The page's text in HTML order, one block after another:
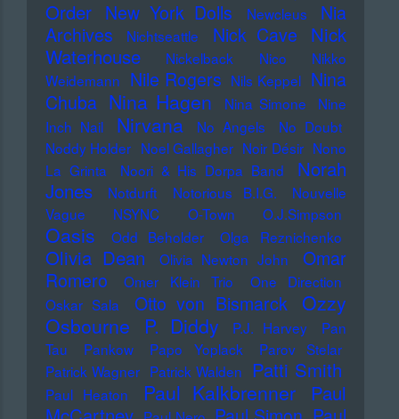
Order New York Dolls Newcleus
Nia
Archives
Nichtseattle Nick Cave
Nick
Waterhouse
Nickelback Nico
Nikko
Weidemann Nile Rogers Nils Keppel Nina
Chuba Nina Hagen Nina Simone
Nine
Inch Nail
Nirvana No Angels
No Doubt
Noddy Holder Noel Gallagher Noir Désir Nono
La Grinta
Noori & His Dorpa Band
Norah
Jones
Notdurft Notorious B.I.G.
Nouvelle
Vague
NSYNC O-Town O.J.Simpson
Oasis Odd Beholder Olga Reznichenko
Olivia Dean Olivia Newton John
Omar
Romero
Omer Klein Trio
One Direction
Oskar Sala
Otto von Bismarck Ozzy
Osbourne
P. Diddy P.J. Harvey
Pan
Tau
Pankow Papo Yoplack
Parov Stelar
Patrick Wagner Patrick Walden Patti Smith
Paul Heaton Paul Kalkbrenner
Paul